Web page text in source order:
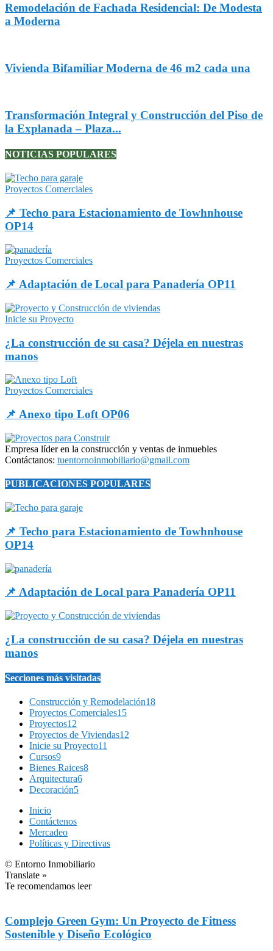
Remodelación de Fachada Residencial: De Modesta
a Moderna
Vivienda Bifamiliar Moderna de 46 m2 cada una
Transformación Integral y Construcción del Piso de
la Explanada – Plaza...
NOTICIAS POPULARES
Proyectos Comerciales
📌 Techo para Estacionamiento de Towhnhouse
OP14
Proyectos Comerciales
📌 Adaptación de Local para Panadería OP11
Inicie su Proyecto
¿La construcción de su casa? Déjela en nuestras
manos
Proyectos Comerciales
📌 Anexo tipo Loft OP06
Empresa líder en la construcción y ventas de inmuebles
Contáctanos: tuentornoinmobiliario@gmail.com
PUBLICACIONES POPULARES
📌 Techo para Estacionamiento de Towhnhouse
OP14
📌 Adaptación de Local para Panadería OP11
¿La construcción de su casa? Déjela en nuestras
manos
Secciones más visitadas
Construcción y Remodelación18
Proyectos Comerciales15
Proyectos12
Proyectos de Viviendas12
Inicie su Proyecto11
Cursos9
Bienes Raices8
Arquitectura6
Decoración5
Inicio
Contáctenos
Mercadeo
Políticas y Directivas
© Entorno Inmobiliario
Translate »
Te recomendamos leer
Complejo Green Gym: Un Proyecto de Fitness
Sostenible y Diseño Ecológico